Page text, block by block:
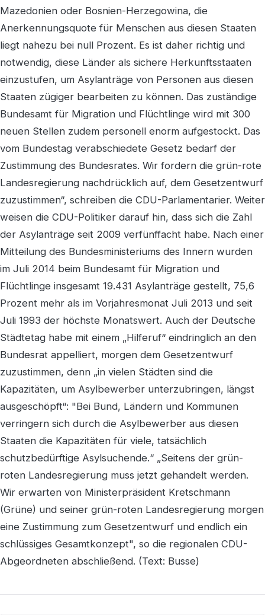
Mazedonien oder Bosnien-Herzegowina, die
Anerkennungsquote für Menschen aus diesen Staaten
liegt nahezu bei null Prozent. Es ist daher richtig und
notwendig, diese Länder als sichere Herkunftsstaaten
einzustufen, um Asylanträge von Personen aus diesen
Staaten zügiger bearbeiten zu können. Das zuständige
Bundesamt für Migration und Flüchtlinge wird mit 300
neuen Stellen zudem personell enorm aufgestockt. Das
vom Bundestag verabschiedete Gesetz bedarf der
Zustimmung des Bundesrates. Wir fordern die grün-rote
Landesregierung nachdrücklich auf, dem Gesetzentwurf
zuzustimmen“, schreiben die CDU-Parlamentarier. Weiter
weisen die CDU-Politiker darauf hin, dass sich die Zahl
der Asylanträge seit 2009 verfünffacht habe. Nach einer
Mitteilung des Bundesministeriums des Innern wurden
im Juli 2014 beim Bundesamt für Migration und
Flüchtlinge insgesamt 19.431 Asylanträge gestellt, 75,6
Prozent mehr als im Vorjahresmonat Juli 2013 und seit
Juli 1993 der höchste Monatswert. Auch der Deutsche
Städtetag habe mit einem „Hilferuf“ eindringlich an den
Bundesrat appelliert, morgen dem Gesetzentwurf
zuzustimmen, denn „in vielen Städten sind die
Kapazitäten, um Asylbewerber unterzubringen, längst
ausgeschöpft“: "Bei Bund, Ländern und Kommunen
verringern sich durch die Asylbewerber aus diesen
Staaten die Kapazitäten für viele, tatsächlich
schutzbedürftige Asylsuchende.“ „Seitens der grün-
roten Landesregierung muss jetzt gehandelt werden.
Wir erwarten von Ministerpräsident Kretschmann
(Grüne) und seiner grün-roten Landesregierung morgen
eine Zustimmung zum Gesetzentwurf und endlich ein
schlüssiges Gesamtkonzept", so die regionalen CDU-
Abgeordneten abschließend. (Text: Busse)